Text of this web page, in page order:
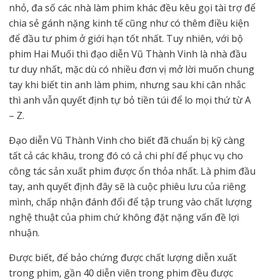
nhỏ, đa số các nhà làm phim khác đều kêu gọi tài trợ để
chia sẻ gánh nặng kinh tế cũng như có thêm điều kiện
để đầu tư phim ở giới hạn tốt nhất. Tuy nhiên, với bộ
phim Hai Muối thì đạo diễn Vũ Thành Vinh là nhà đầu
tư duy nhất, mặc dù có nhiều đơn vị mở lời muốn chung
tay khi biết tin anh làm phim, nhưng sau khi cân nhắc
thì anh vẫn quyết định tự bỏ tiền túi để lo mọi thứ từ A
– Z.
Đạo diễn Vũ Thành Vinh cho biết đã chuẩn bị kỹ càng
tất cả các khâu, trong đó có cả chi phí để phục vụ cho
công tác sản xuất phim được ổn thỏa nhất. Là phim đầu
tay, anh quyết định đây sẽ là cuộc phiêu lưu của riêng
mình, chấp nhận đánh đổi để tập trung vào chất lượng
nghệ thuật của phim chứ không đặt nặng vấn đề lợi
nhuận.
Được biết, để bảo chứng được chất lượng diễn xuất
trong phim, gần 40 diễn viên trong phim đều được